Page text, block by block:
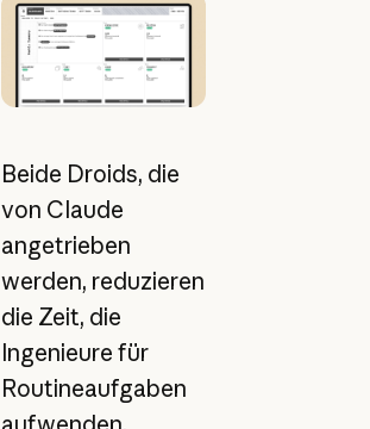
Beide Droids, die
von Claude
angetrieben
werden, reduzieren
die Zeit, die
Ingenieure für
Routineaufgaben